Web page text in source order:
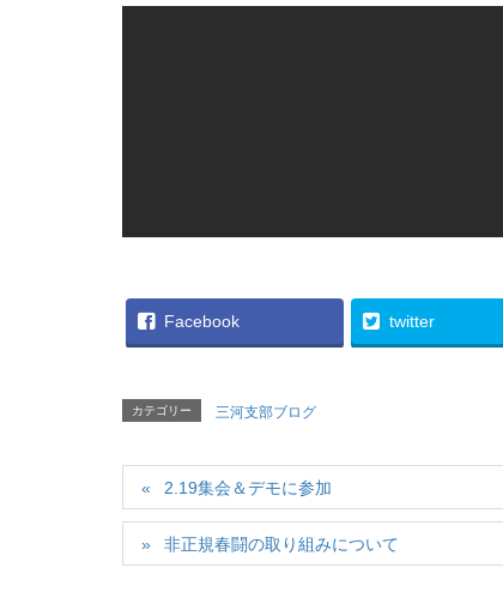
Facebook twitter
カテゴリー 三河支部ブログ
2.19集会＆デモに参加
非正規春闘の取り組みについて